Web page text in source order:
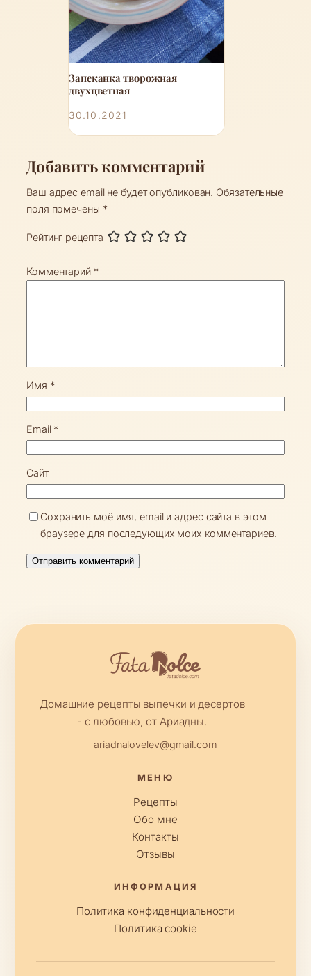
Запеканка творожная
двухцветная
30.10.2021
Добавить комментарий
Ваш адрес email не будет опубликован. Обязательные
поля помечены *
Рейтинг рецепта
Комментарий *
Имя *
Email *
Сайт
Сохранить моё имя, email и адрес сайта в этом
браузере для последующих моих комментариев.
Домашние рецепты выпечки и десертов
- с любовью, от Ариадны.
ariadnalovelev@gmail.com
МЕНЮ
Рецепты
Обо мне
Контакты
Отзывы
ИНФОРМАЦИЯ
Политика конфиденциальности
Политика cookie